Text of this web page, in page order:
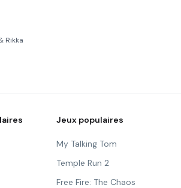
Rikka
Jeux populaires
My Talking Tom
Temple Run 2
Free Fire: The Chaos